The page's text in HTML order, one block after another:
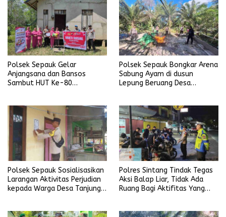
Polsek Sepauk Gelar
Anjangsana dan Bansos
Sambut HUT Ke-80
Polsek Sepauk Bongkar Arena
Sabung Ayam di dusun
Lepung Beruang Desa
Polsek Sepauk Sosialisasikan
Larangan Aktivitas Perjudian
kepada Warga Desa Tanjung
Polres Sintang Tindak Tegas
Aksi Balap Liar, Tidak Ada
Ruang Bagi Aktifitas Yang